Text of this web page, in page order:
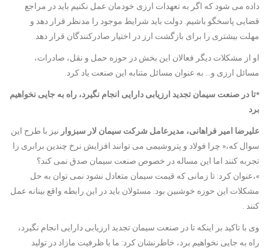
داده می شود که اگر به تعهدات ارزی خودمان عمل نکنیم باید در مراجع
قضایی پاسخگو باشیم. دولت باید شرایط موجود را مدنظر قرار دهد و
مهلت بیشتری را برای بازگشت ارز در اختیار صادرکنندگان قرار دهد.
او از مشکلات دیگر فعالان این بخش در حوزه حمل و نقل، صادرات،
مسائل ارزی و… به عنوان مسائل متنابه این صنعت یاد کرد.
*تا در صنعت سیمان تجدید ارزیابی دارایی انجام نگیرد، راه به جایی نخواهیم
برد
علیرضا امیر فراهانی، مدیرعامل شرکت سیمان لار سبزوار نیز با طرح این
سوال که،« چرا فولاد و پتروشیمی می توانند افزایش نرخ چندین برابری را
تجربه کنند اما این مساله در خصوص صنعت سیمان صدق نمی کند؟
»،عنوان کرد: تا زمانی که قیمت سیمان متعادل نشود نمی توان به حل
مشکلات این حوزه خوشبین بود. مسئولان باید در این رابطه واقع بینانه عمل
کنند .
وی با تاکید بر اینکه تا در صنعت سیمان تجدید ارزیابی دارایی انجام نگیرد،
راه به جایی نخواهیم برد، خاطرنشان کرد: ما با ظرفیت مازاد در تولید